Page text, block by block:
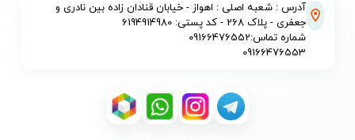
آدرس : شعبه اصلی : اهواز - خیابان قنادان زاده بین نادری و
جعفری - پلاک 268 - کد پستی: 6194914980
شماره تماس:09166476552
09166476553